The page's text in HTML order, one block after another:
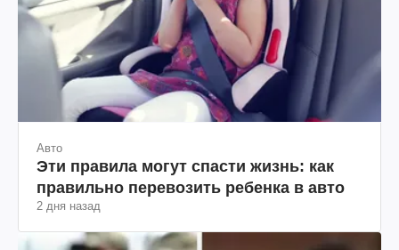
Авто
Эти правила могут спасти жизнь: как
правильно перевозить ребенка в авто
2 дня назад